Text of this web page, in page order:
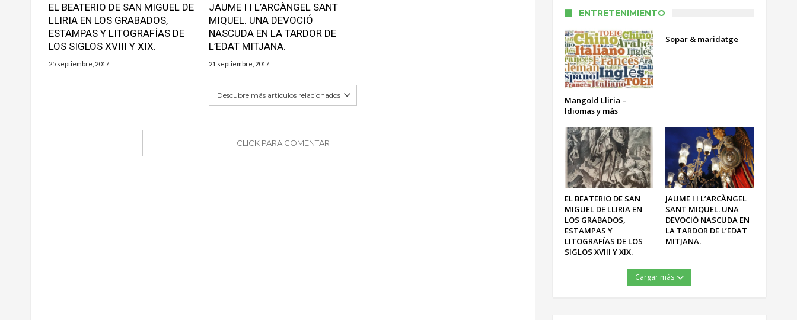
EL BEATERIO DE SAN MIGUEL DE
LLIRIA EN LOS GRABADOS,
ESTAMPAS Y LITOGRAFÍAS DE
LOS SIGLOS XVIII Y XIX.
25 septiembre, 2017
JAUME I I L’ARCÀNGEL SANT
MIQUEL. UNA DEVOCIÓ
NASCUDA EN LA TARDOR DE
L’EDAT MITJANA.
21 septiembre, 2017
Descubre más articulos relacionados
CLICK PARA COMENTAR
ENTRETENIMIENTO
Mangold Lliria –
Idiomas y más
Sopar & maridatge
EL BEATERIO DE SAN
MIGUEL DE LLIRIA EN
LOS GRABADOS,
ESTAMPAS Y
LITOGRAFÍAS DE LOS
SIGLOS XVIII Y XIX.
JAUME I I L’ARCÀNGEL
SANT MIQUEL. UNA
DEVOCIÓ NASCUDA EN
LA TARDOR DE L’EDAT
MITJANA.
Cargar más